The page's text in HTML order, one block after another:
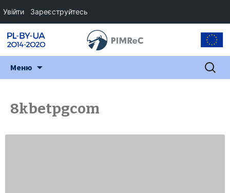
Меню Пошук:
8kbetpgcom
Увійти Зареєструйтесь